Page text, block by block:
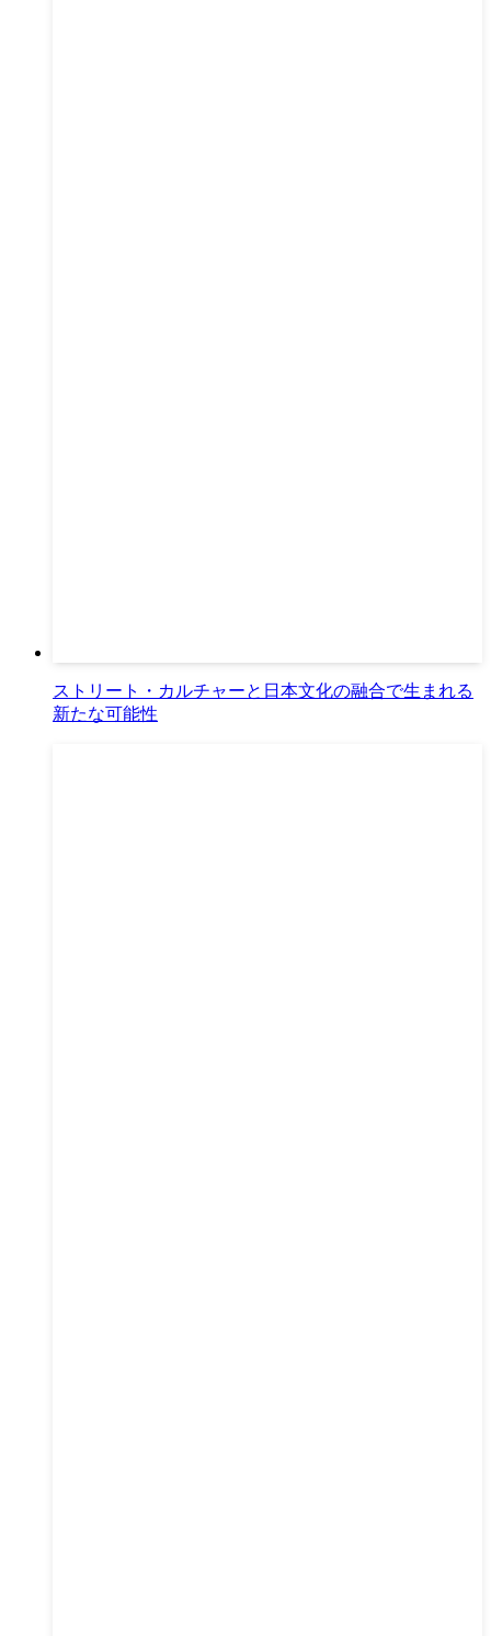
ストリート・カルチャーと日本文化の融合で生まれる
新たな可能性